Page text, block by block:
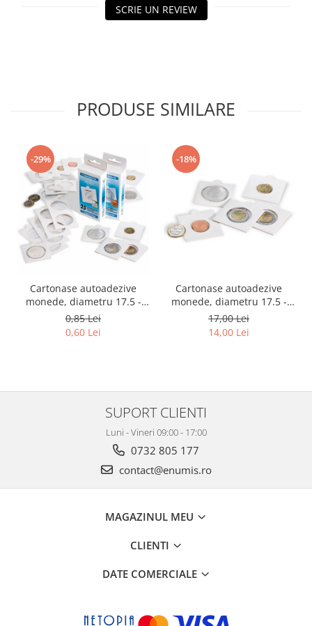
SCRIE UN REVIEW
PRODUSE SIMILARE
-29%
Cartonase autoadezive
monede, diametru 17.5 -
39.5 mm, la bucata
0,85 Lei
0,60 Lei
-18%
Cartonase autoadezive
monede, diametru 17.5 -
39.5 mm, la set 25 buc
17,00 Lei
14,00 Lei
SUPORT CLIENTI
Luni - Vineri 09:00 - 17:00
0732 805 177
contact@enumis.ro
MAGAZINUL MEU
CLIENTI
DATE COMERCIALE